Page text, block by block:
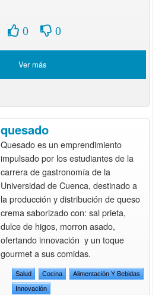
0 0
Ver más
quesado
Quesado es un emprendimiento
impulsado por los estudiantes de la
carrera de gastronomía de la
Universidad de Cuenca, destinado a
la producción y distribución de queso
crema saborizado con: sal prieta,
dulce de higos, morron asado,
ofertando innovación y un toque
gourmet a sus comidas.
Salud Cocina Alimentación Y Bebidas
Innovación